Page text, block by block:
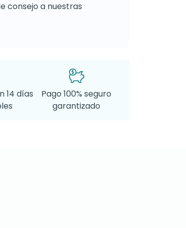
consejo a nuestras
14 días
Pago 100% seguro
garantizado